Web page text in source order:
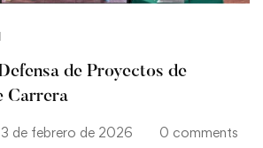
de Proyectos de
Carrera
de febrero de 2026 0 comments